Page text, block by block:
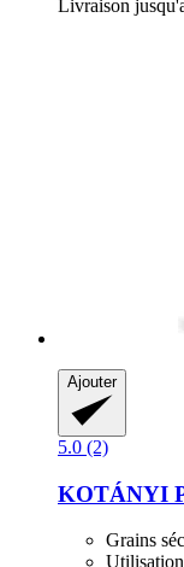
Livraison
Ajouter
5.0 (2)
KOTÁNYI
Grains